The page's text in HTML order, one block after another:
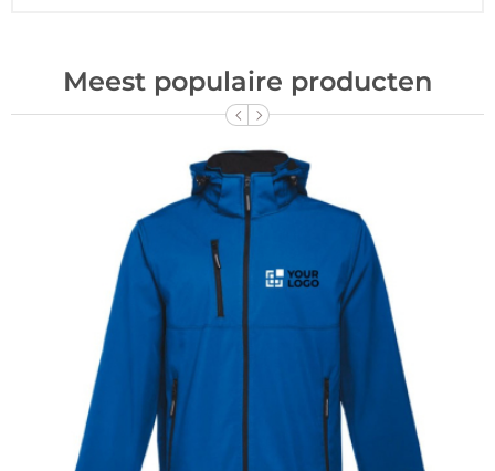
Meest populaire producten